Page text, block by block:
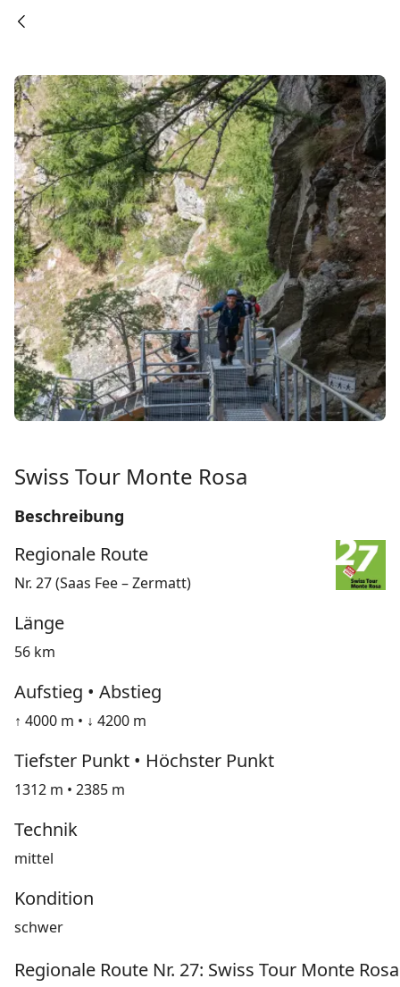
Swiss Tour Monte Rosa
Beschreibung
Regionale Route
Nr. 27 (Saas Fee – Zermatt)
Länge
56 km
Aufstieg • Abstieg
↑ 4000 m • ↓ 4200 m
Tiefster Punkt • Höchster Punkt
1312 m • 2385 m
Technik
mittel
Kondition
schwer
Regionale Route Nr. 27: Swiss Tour Monte Rosa